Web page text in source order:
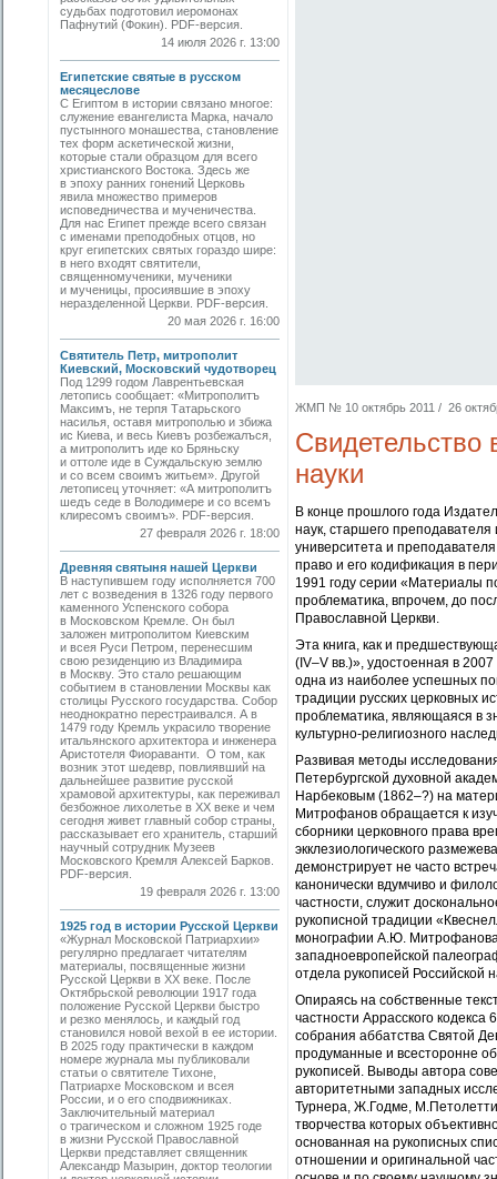
судьбах подготовил иеромонах
Пафнутий (Фокин). PDF-версия.
14 июля 2026 г. 13:00
Египетские святые в русском
месяцеслове
С Египтом в истории связано многое:
служение евангелиста Марка, начало
пустынного монашества, становление
тех форм аскетической жизни,
которые стали образцом для всего
христианского Востока. Здесь же
в эпоху ранних гонений Церковь
явила множество примеров
исповедничества и мученичества.
Для нас Египет прежде всего связан
с именами преподобных отцов, но
круг египетских святых гораздо шире:
в него входят святители,
священномученики, мученики
и мученицы, просиявшие в эпоху
неразделенной Церкви. PDF-версия.
20 мая 2026 г. 16:00
Святитель Петр, митрополит
Киевский, Московский чудотворец
Под 1299 годом Лаврентьевская
летопись сообщает: «Митрополитъ
Максимъ, не терпя Татарьского
насилья, оставя митрополью и збижа
ис Киева, и весь Киевъ розбежалъся,
а митрополитъ иде ко Бряньску
и оттоле иде в Суждальскую землю
и со всем своимъ житьем». Другой
летописец уточняет: «А митрополитъ
шедъ седе в Володимере и со всемъ
клиресомъ своимъ». PDF-версия.
27 февраля 2026 г. 18:00
Древняя святыня нашей Церкви
В наступившем году исполняется 700
лет с возведения в 1326 году первого
каменного Успенского собора
в Московском Кремле. Он был
заложен митрополитом Киевским
и всея Руси Петром, перенесшим
свою резиденцию из Владимира
в Москву. Это стало решающим
событием в становлении Москвы как
столицы Русского государства. Собор
неоднократно перестраивался. А в
1479 году Кремль украсило творение
итальянского архитектора и инженера
Аристотеля Фиораванти. О том, как
возник этот шедевр, повлиявший на
дальнейшее развитие русской
храмовой архитектуры, как переживал
безбожное лихолетье в ХХ веке и чем
сегодня живет главный собор страны,
рассказывает его хранитель, старший
научный сотрудник Музеев
Московского Кремля Алексей Барков.
PDF-версия.
19 февраля 2026 г. 13:00
1925 год в истории Русской Церкви
«Журнал Московской Патриархии»
регулярно предлагает читателям
материалы, посвященные жизни
Русской Церкви в ХХ веке. После
Октябрьской революции 1917 года
положение Русской Церкви быстро
и резко менялось, и каждый год
становился новой вехой в ее истории.
В 2025 году практически в каждом
номере журнала мы публиковали
статьи о святителе Тихоне,
Патриархе Московском и всея
России, и о его сподвижниках.
Заключительный материал
о трагическом и сложном 1925 годе
в жизни Русской Православной
Церкви представляет священник
Александр Мазырин, доктор теологии
ЖМП № 10 октябрь 2011 / 26
Свидетельство
науки
В конце прошлого года
наук, старшего преподавателя
университета и
право и его кодификация в
1991 году серии «Материалы
проблематика, впрочем, до
Православной Церкви.
Эта книга, как и
(IV–V вв.)», удостоенная в
одна из наиболее успешных
традиции русских церковных
проблематика, являющаяся в
культурно-религиозного
Развивая методы
Петербургской духовной
Нарбековым (1862–?) на
Митрофанов обращается к
сборники церковного права
экклезиологического
демонстрирует не часто
канонически вдумчиво и
частности, служит
рукописной традиции
монографии А.Ю. Митрофанова
западноевропейской
отдела рукописей Российской
Опираясь на собственные
частности Аррасского кодекса
собрания аббатства Святой
продуманные и всесторонне
рукописей. Выводы автора
авторитетными западных
Турнера, Ж.Годме,
творчества которых
основанная на рукописных
отношении и оригинальной